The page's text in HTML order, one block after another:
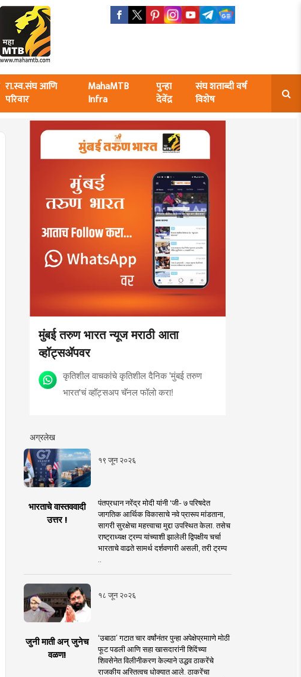
रा.स्व.संघ आणि
परिवार
MahaMTB
Infra
पुन्हा
देवेंद्र
संघ शताब्दी वर्ष
विशेष
मुंबई तरुण भारत न्यूज मराठी आता
व्हॉट्सॲपवर
कृतिशील वाचकांचे कृतिशील दैनिक 'मुंबई तरुण
भारत'चं व्हॉट्सअप चॅनल फॉलो करा!
अग्रलेख
१९ जून २०२६
भारताचे वास्तववादी
उत्तर !
पंतप्रधान नरेंद्र मोदी यांनी 'जी- ७ परिषदेत
जागतिक आर्थिक विकासाचे नवे प्रारूप मांडताना,
सागरी सुरक्षेचा महत्त्वाचा मुद्दा उपस्थित केला. तसेच
राष्ट्राध्यक्ष ट्रम्प यांच्याशी झालेली द्विपक्षीय चर्चा
भारताचे वाढते सामर्थ दर्शवणारी असली, तरी ट्रम्प
१८ जून २०२६
जुनी माती अन् जुनेच
वळण!
‘उबाठा’ गटात चार वर्षांनंतर पुन्हा अपेक्षेप्रमााणे मोठी
फूट पडली आणि सहा खासदारांनी शिंदेंच्या
शिवसेनेत विलीनीकरण केल्याने उद्धव ठाकरेंचे
राजकीय अस्तित्वच धोक्यात आले. ठाकरेंचा